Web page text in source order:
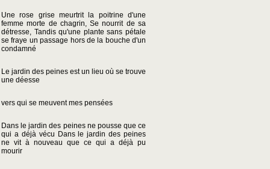
Une rose grise meurtrit la poitrine d'une
femme morte de chagrin, Se nourrit de sa
détresse, Tandis qu'une plante sans pétale
se fraye un passage hors de la bouche d'un
condamné
Le jardin des peines est un lieu où se trouve
une déesse
vers qui se meuvent mes pensées
Dans le jardin des peines ne pousse que ce
qui a déjà vécu Dans le jardin des peines
ne vit à nouveau que ce qui a déjà pu
mourir